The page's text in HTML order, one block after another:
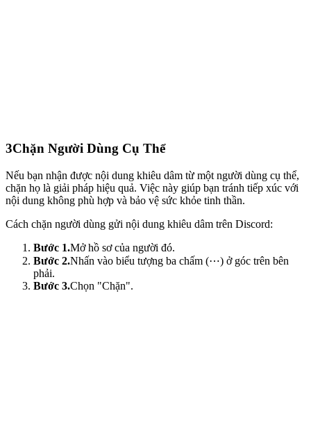
3Chặn Người Dùng Cụ Thể
Nếu bạn nhận được nội dung khiêu dâm từ một người dùng cụ thể,
chặn họ là giải pháp hiệu quả. Việc này giúp bạn tránh tiếp xúc với
nội dung không phù hợp và bảo vệ sức khỏe tinh thần.
Cách chặn người dùng gửi nội dung khiêu dâm trên Discord:
Bước 1.Mở hồ sơ của người đó.
Bước 2.Nhấn vào biểu tượng ba chấm (⋯) ở góc trên bên
phải.
Bước 3.Chọn "Chặn".